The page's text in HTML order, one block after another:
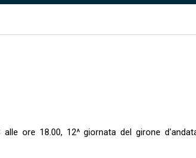
ore 18.00, 12^ giornata del girone